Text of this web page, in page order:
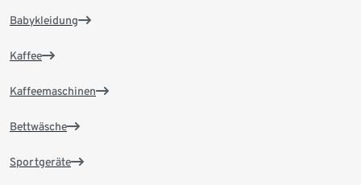
Babykleidung
Kaffee
Kaffeemaschinen
Bettwäsche
Sportgeräte